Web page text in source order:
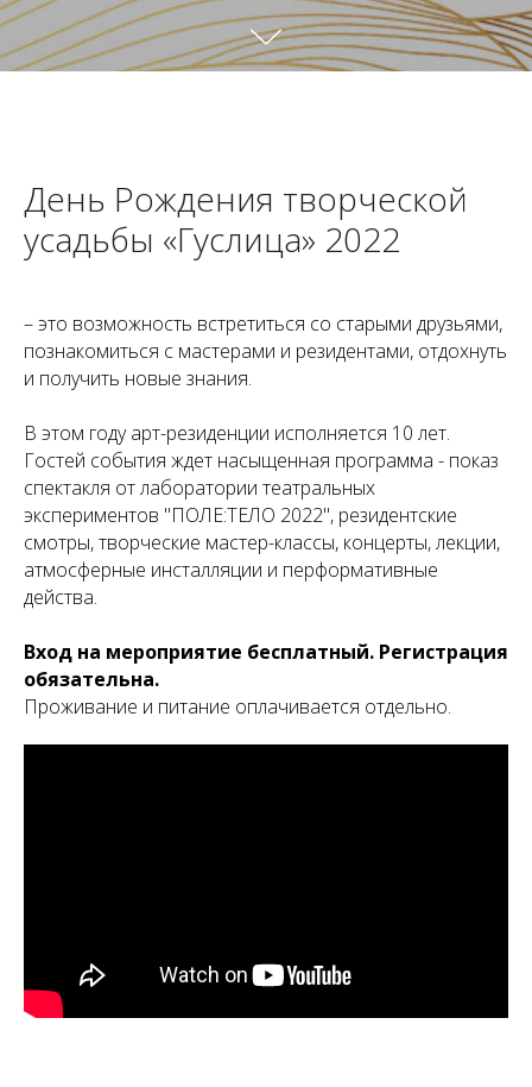
День Рождения творческой
усадьбы «Гуслица» 2022
– это возможность встретиться со старыми друзьями,
познакомиться с мастерами и резидентами, отдохнуть
и получить новые знания.
В этом году арт-резиденции исполняется 10 лет.
Гостей события ждет насыщенная программа - показ
спектакля от лаборатории театральных
экспериментов "ПОЛЕ:ТЕЛО 2022", резидентские
смотры, творческие мастер-классы, концерты, лекции,
атмосферные инсталляции и перформативные
действа.
Вход на мероприятие бесплатный. Регистрация
обязательна.
Проживание и питание оплачивается отдельно.